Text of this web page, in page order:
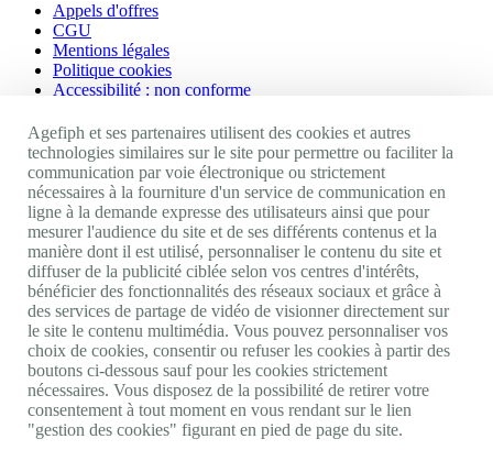
Appels d'offres
CGU
Mentions légales
Politique cookies
Accessibilité : non conforme
Nos autres sites
Site portail Agefiph
Activateur de progrès
Handinnov
Innovation et recherche
Université du RRH
Service AppuiPro
Nous suivre
Youtube
Linkedin
Facebook
Twitter
Agefiph et ses partenaires utilisent des cookies et autres
technologies similaires sur le site pour permettre ou faciliter la
communication par voie électronique ou strictement
nécessaires à la fourniture d'un service de communication en
ligne à la demande expresse des utilisateurs ainsi que pour
mesurer l'audience du site et de ses différents contenus et la
manière dont il est utilisé, personnaliser le contenu du site et
diffuser de la publicité ciblée selon vos centres d'intérêts,
bénéficier des fonctionnalités des réseaux sociaux et grâce à
des services de partage de vidéo de visionner directement sur
le site le contenu multimédia. Vous pouvez personnaliser vos
choix de cookies, consentir ou refuser les cookies à partir des
boutons ci-dessous sauf pour les cookies strictement
nécessaires. Vous disposez de la possibilité de retirer votre
consentement à tout moment en vous rendant sur le lien
"gestion des cookies" figurant en pied de page du site.